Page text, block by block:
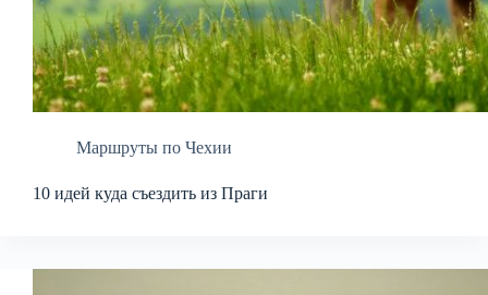
Маршруты по Чехии
10 идей куда съездить из Праги